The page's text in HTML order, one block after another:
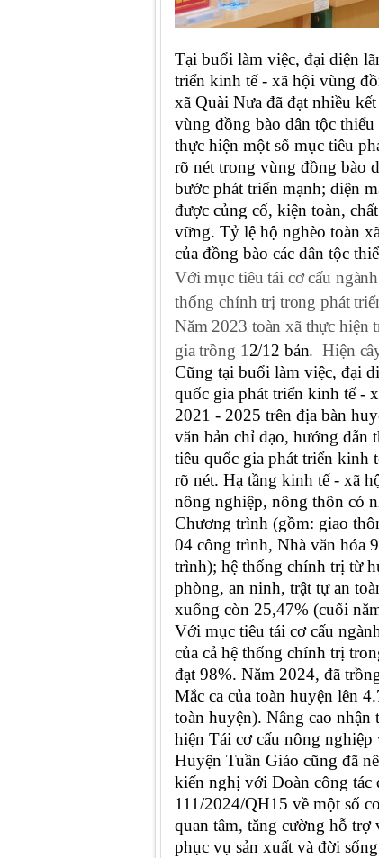
Tại buổi làm việc, đại diện
triển kinh tế - xã hội vùng
xã Quài Nưa đã đạt nhiều
vùng đồng bào dân tộc
thực hiện một số mục tiêu
rõ nét trong vùng đồng bào
bước phát triển mạnh; diện
được củng cố, kiện toàn,
vững. Tỷ lệ hộ nghèo toàn
của đồng bào các dân tộc
Với mục tiêu tái cơ cấu
thống chính trị trong phát
Năm 2023 toàn xã thực hiện
gia trồng 12/12 bản. Hiện
Cũng tại buổi làm việc, đại
quốc gia phát triển kinh tế -
2021 - 2025 trên địa bàn
văn bản chỉ đạo, hướng dẫn
tiêu quốc gia phát triển kinh
rõ nét. Hạ tầng kinh tế - xã
nông nghiệp, nông thôn có
Chương trình (gồm: giao
04 công trình, Nhà văn hóa
trình); hệ thống chính trị từ
phòng, an ninh, trật tự an
xuống còn 25,47% (cuối
Với mục tiêu tái cơ cấu
của cả hệ thống chính trị
đạt 98%. Năm 2024, đã
Mắc ca của toàn huyện lên
toàn huyện). Nâng cao
hiện Tái cơ cấu nông
Huyện Tuần Giáo cũng đã
kiến nghị với Đoàn công tác
111/2024/QH15 về một số
quan tâm, tăng cường hỗ trợ
phục vụ sản xuất và đời